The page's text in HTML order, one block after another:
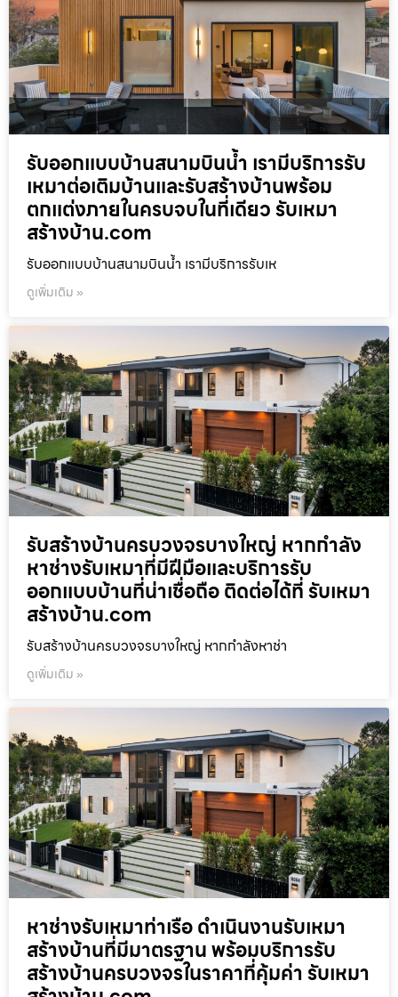
รับออกแบบบ้านสนามบินน้ำ เรามีบริการรับ
เหมาต่อเติมบ้านและรับสร้างบ้านพร้อม
ตกแต่งภายในครบจบในที่เดียว รับเหมา
สร้างบ้าน.com
รับออกแบบบ้านสนามบินน้ำ เรามีบริการรับเห
ดูเพิ่มเติม »
รับสร้างบ้านครบวงจรบางใหญ่ หากกำลัง
หาช่างรับเหมาที่มีฝีมือและบริการรับ
ออกแบบบ้านที่น่าเชื่อถือ ติดต่อได้ที่ รับเหมา
สร้างบ้าน.com
รับสร้างบ้านครบวงจรบางใหญ่ หากกำลังหาช่า
ดูเพิ่มเติม »
หาช่างรับเหมาท่าเรือ ดำเนินงานรับเหมา
สร้างบ้านที่มีมาตรฐาน พร้อมบริการรับ
สร้างบ้านครบวงจรในราคาที่คุ้มค่า รับเหมา